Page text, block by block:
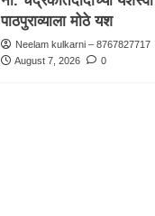
पाठपुराव्याला मोठे यश
Neelam kulkarni – 8767827717
August 7, 2026
0